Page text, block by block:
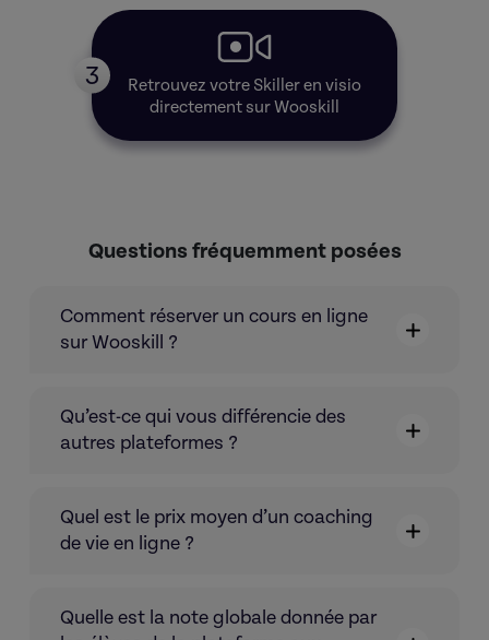
3
Retrouvez votre Skiller en visio
directement sur Wooskill
Questions fréquemment posées
Comment réserver un cours en ligne
sur Wooskill ?
Qu’est-ce qui vous différencie des
autres plateformes ?
Quel est le prix moyen d’un coaching
de vie en ligne ?
Quelle est la note globale donnée par